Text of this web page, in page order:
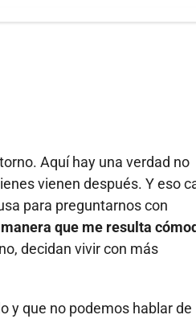
Aquí hay una verdad no
vienen después. Y eso
para preguntarnos con
que me resulta
decidan vivir con más
y que no podemos hablar de